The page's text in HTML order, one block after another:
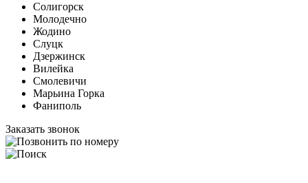
Солигорск
Молодечно
Жодино
Слуцк
Дзержинск
Вилейка
Смолевичи
Марьина Горка
Фаниполь
Заказать звонок